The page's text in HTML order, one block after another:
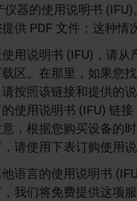
仪器的使用说明书
供 PDF 文件；这种情
用说明书 (IFU)，请从
区。在那里，如果您
按照该链接和提供的
使用说明书 (IFU) 链
，根据您购买设备的
请使用下表订购使用说
语言的使用说明书
我们将免费提供这项